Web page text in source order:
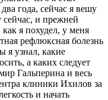
года, сейчас я вешу
и прежней
я похудел, у меня
рефлюксная болезнь
я узнал, какие
а каких следует
Гальперина и весь
клиники Ихилов за
и начать